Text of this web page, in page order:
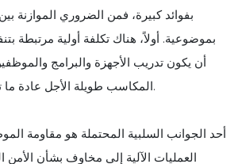
بفوائد كبيرة، فمن الضروري الموازنة
بموضوعية. أولاً، هناك تكلفة أولية مرتبطة
أن يكون تدريب الأجهزة والبرامج
المكاسب طويلة الأجل عادة ما تفوق الاستثمار الأولي.
أحد الجوانب السلبية المحتملة هو مقاومة
العمليات الآلية إلى مخاوف بشأن الأمن